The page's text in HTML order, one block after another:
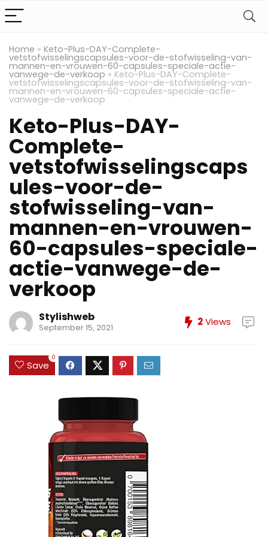
Home » Keto-Plus-DAY-Complete-
vetstofwisselingscapsules-voor-de-stofwisseling-van-
mannen-en-vrouwen-60-capsules-speciale-actie-
vanwege-de-verkoop » Keto-Plus-DAY-Complete-
vetstofwisselingscapsules-voor-de-stofwisseling-van-
mannen-en-vrouwen-60-capsules-speciale-actie-
vanwege-de-verkoop
Keto-Plus-DAY-
Complete-
vetstofwisselingscaps
ules-voor-de-
stofwisseling-van-
mannen-en-vrouwen-
60-capsules-speciale-
actie-vanwege-de-
verkoop
Stylishweb
September 15, 2021 2Views
Save
0